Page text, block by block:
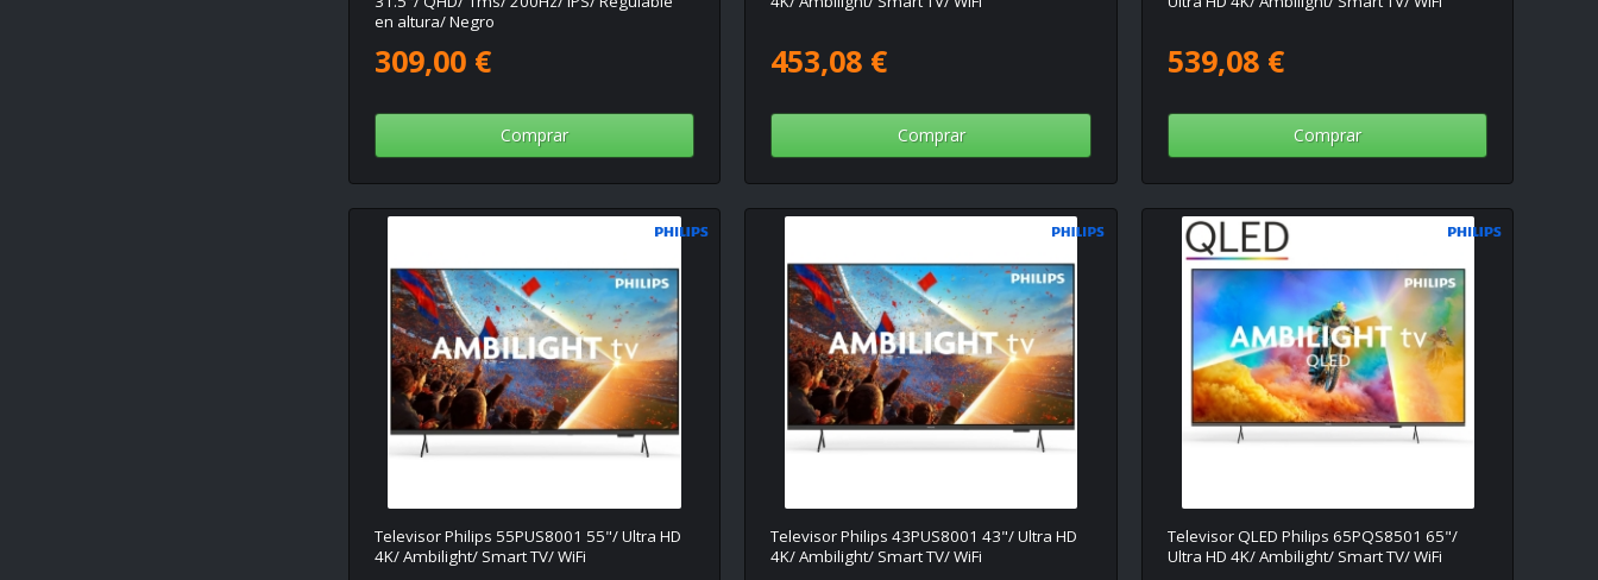
en altura/ Negro
309,00 €
Comprar
453,08 €
Comprar
539,08 €
Comprar
Televisor Philips 55PUS8001 55"/ Ultra HD
4K/ Ambilight/ Smart TV/ WiFi
Televisor Philips 43PUS8001 43"/ Ultra HD
4K/ Ambilight/ Smart TV/ WiFi
Televisor QLED Philips 65PQS8501 65"/
Ultra HD 4K/ Ambilight/ Smart TV/ WiFi